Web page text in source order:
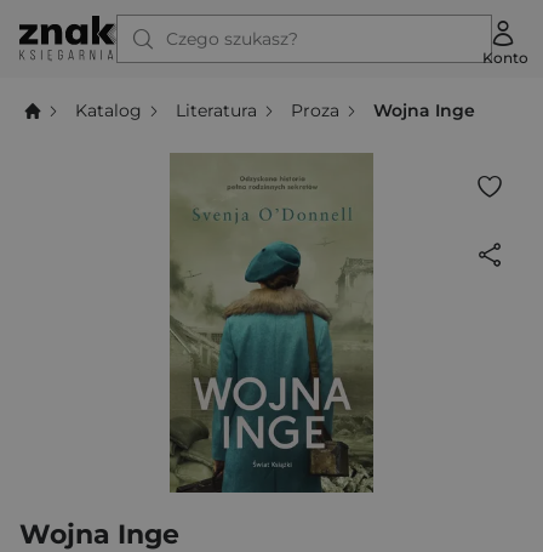
Czego szukasz?
Konto
Katalog Literatura Proza Wojna Inge
Wojna Inge